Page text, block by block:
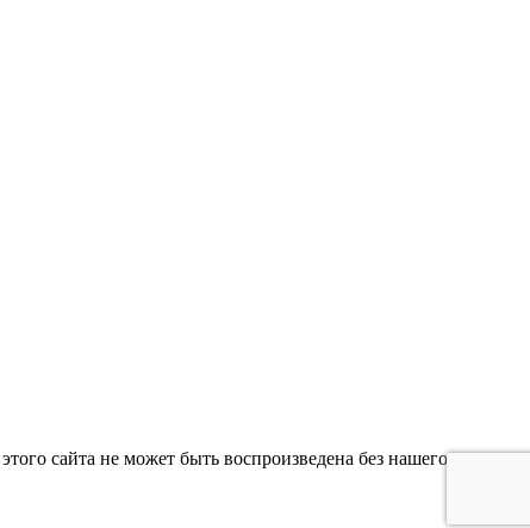
сайта не может быть воспроизведена без нашего